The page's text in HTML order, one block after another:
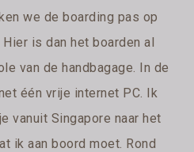
we de boarding pas op
is dan het boarden al
van de handbagage. In de
één vrije internet PC. Ik
vanuit Singapore naar het
ik aan boord moet. Rond